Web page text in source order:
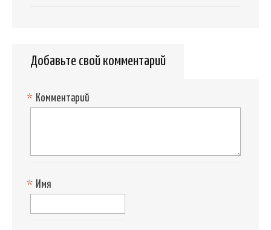
Добавьте свой комментарий
Комментарий
*
Имя
*